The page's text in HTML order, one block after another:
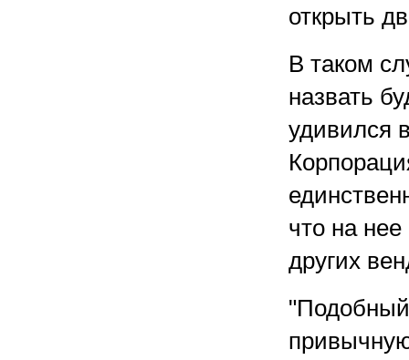
открыть
В таком
назвать
удивился
что на
других